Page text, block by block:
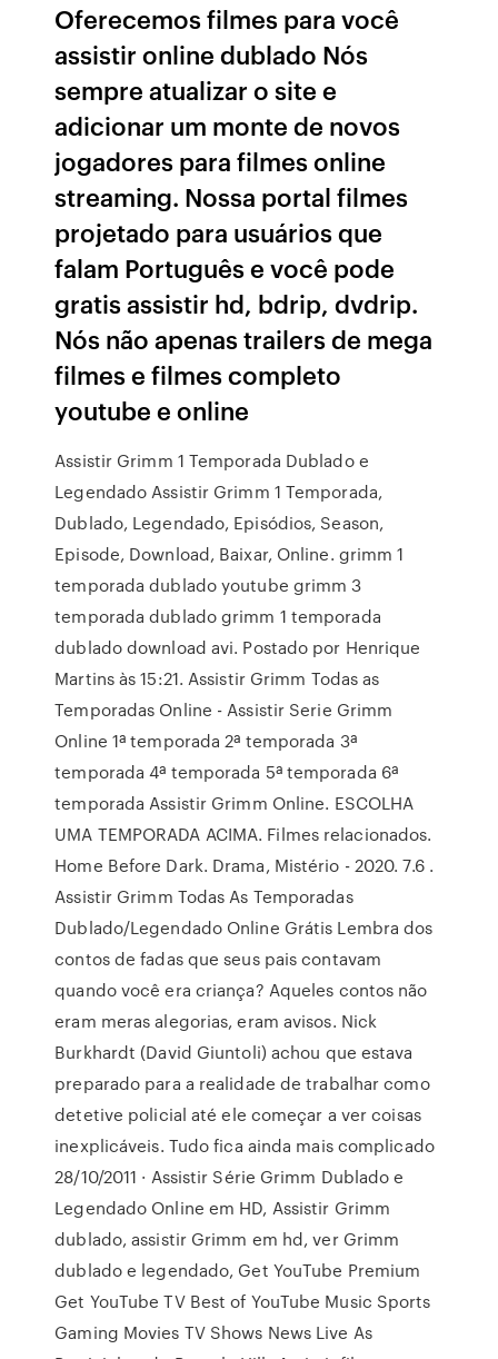
Oferecemos filmes para você
assistir online dublado Nós
sempre atualizar o site e
adicionar um monte de novos
jogadores para filmes online
streaming. Nossa portal filmes
projetado para usuários que
falam Português e você pode
gratis assistir hd, bdrip, dvdrip.
Nós não apenas trailers de mega
filmes e filmes completo
youtube e online
Assistir Grimm 1 Temporada Dublado e
Legendado Assistir Grimm 1 Temporada,
Dublado, Legendado, Episódios, Season,
Episode, Download, Baixar, Online. grimm 1
temporada dublado youtube grimm 3
temporada dublado grimm 1 temporada
dublado download avi. Postado por Henrique
Martins às 15:21. Assistir Grimm Todas as
Temporadas Online - Assistir Serie Grimm
Online 1ª temporada 2ª temporada 3ª
temporada 4ª temporada 5ª temporada 6ª
temporada Assistir Grimm Online. ESCOLHA
UMA TEMPORADA ACIMA. Filmes relacionados.
Home Before Dark. Drama, Mistério - 2020. 7.6 .
Assistir Grimm Todas As Temporadas
Dublado/Legendado Online Grátis Lembra dos
contos de fadas que seus pais contavam
quando você era criança? Aqueles contos não
eram meras alegorias, eram avisos. Nick
Burkhardt (David Giuntoli) achou que estava
preparado para a realidade de trabalhar como
detetive policial até ele começar a ver coisas
inexplicáveis. Tudo fica ainda mais complicado
28/10/2011 · Assistir Série Grimm Dublado e
Legendado Online em HD, Assistir Grimm
dublado, assistir Grimm em hd, ver Grimm
dublado e legendado, Get YouTube Premium
Get YouTube TV Best of YouTube Music Sports
Gaming Movies TV Shows News Live As